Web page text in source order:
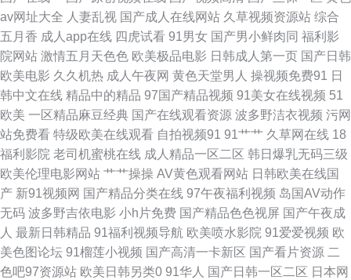
亚洲肏屄网 97超碰超碰在线 成人超碰网97 狼友免费福利 男人TV天堂 老司
机午夜福利片 三级金典91 91亚洲夜色看片 狼友社91 九九热爱视 日韩色图
影院 伊人久久精品视频 www妞干网 欧洲色三级 午夜狼友AV 97人妻超碰在
线 国产人妖网站 玖玖精品热 丝袜美腿足交 91看斤 成人牲爱午夜剧场 精品
伦理 欧性怡红院 69撸大师 豆花网站免费 麻豆狼人伊人 日韩色香网 超碰97
人人草 九九福利导航 91激情 国产视频精品店 日本一本免费观看 51免费在线
视频 亚州无玛 日韩在线导航 91在线视屏 豆花视频导航 欧美在线免费观看
av网址大全 人妻乱视 国产成人在线网站 久草视频资源站 综合
五月香 成人app在线 四虎试看 91男女 国产男小鲜肉同 福利影
院网站 激情五月天色色 欧美极品电影 日韩成人第一页 国产日韩
欧美电影 久久机热 成人午夜网 黄色天堂男人 操视频免费91 日
韩中文在线 精品中的精品 97国产精品视频 91美女在线视频 51
欧美 一区精品麻豆经典 国产在线观看资源 波多野洁衣视频 污网
站免费看 特级欧美在线观看 自拍视频91 91艹艹 久草网在线 18
福利影院 老司机蜜桃在线 成人精品一区二区 韩日爆乳无码三级
欧美伦理电影网站 艹艹操操 AV黄色观看网站 日韩欧美在线国
产 新91视频网 国产精品分类在线 97午夜福利视频 岛国AV动作
无码 波多野吉依电影 小h片免费 国产精品色色视屏 国产午夜成
人 最新日韩精品 91福利视频导航 欧美喷水影院 91爱爱视频 欧
美色图论坛 91榴莲小视频 国产高清一卡新区 国产看片资源 二
色吧97资源站 欧美日韩另类0 91华人 国产日韩一区二区 日本网